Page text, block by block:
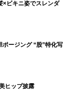
×ビキニ姿でスレンダ
ージング “股”特化写
ヒップ披露